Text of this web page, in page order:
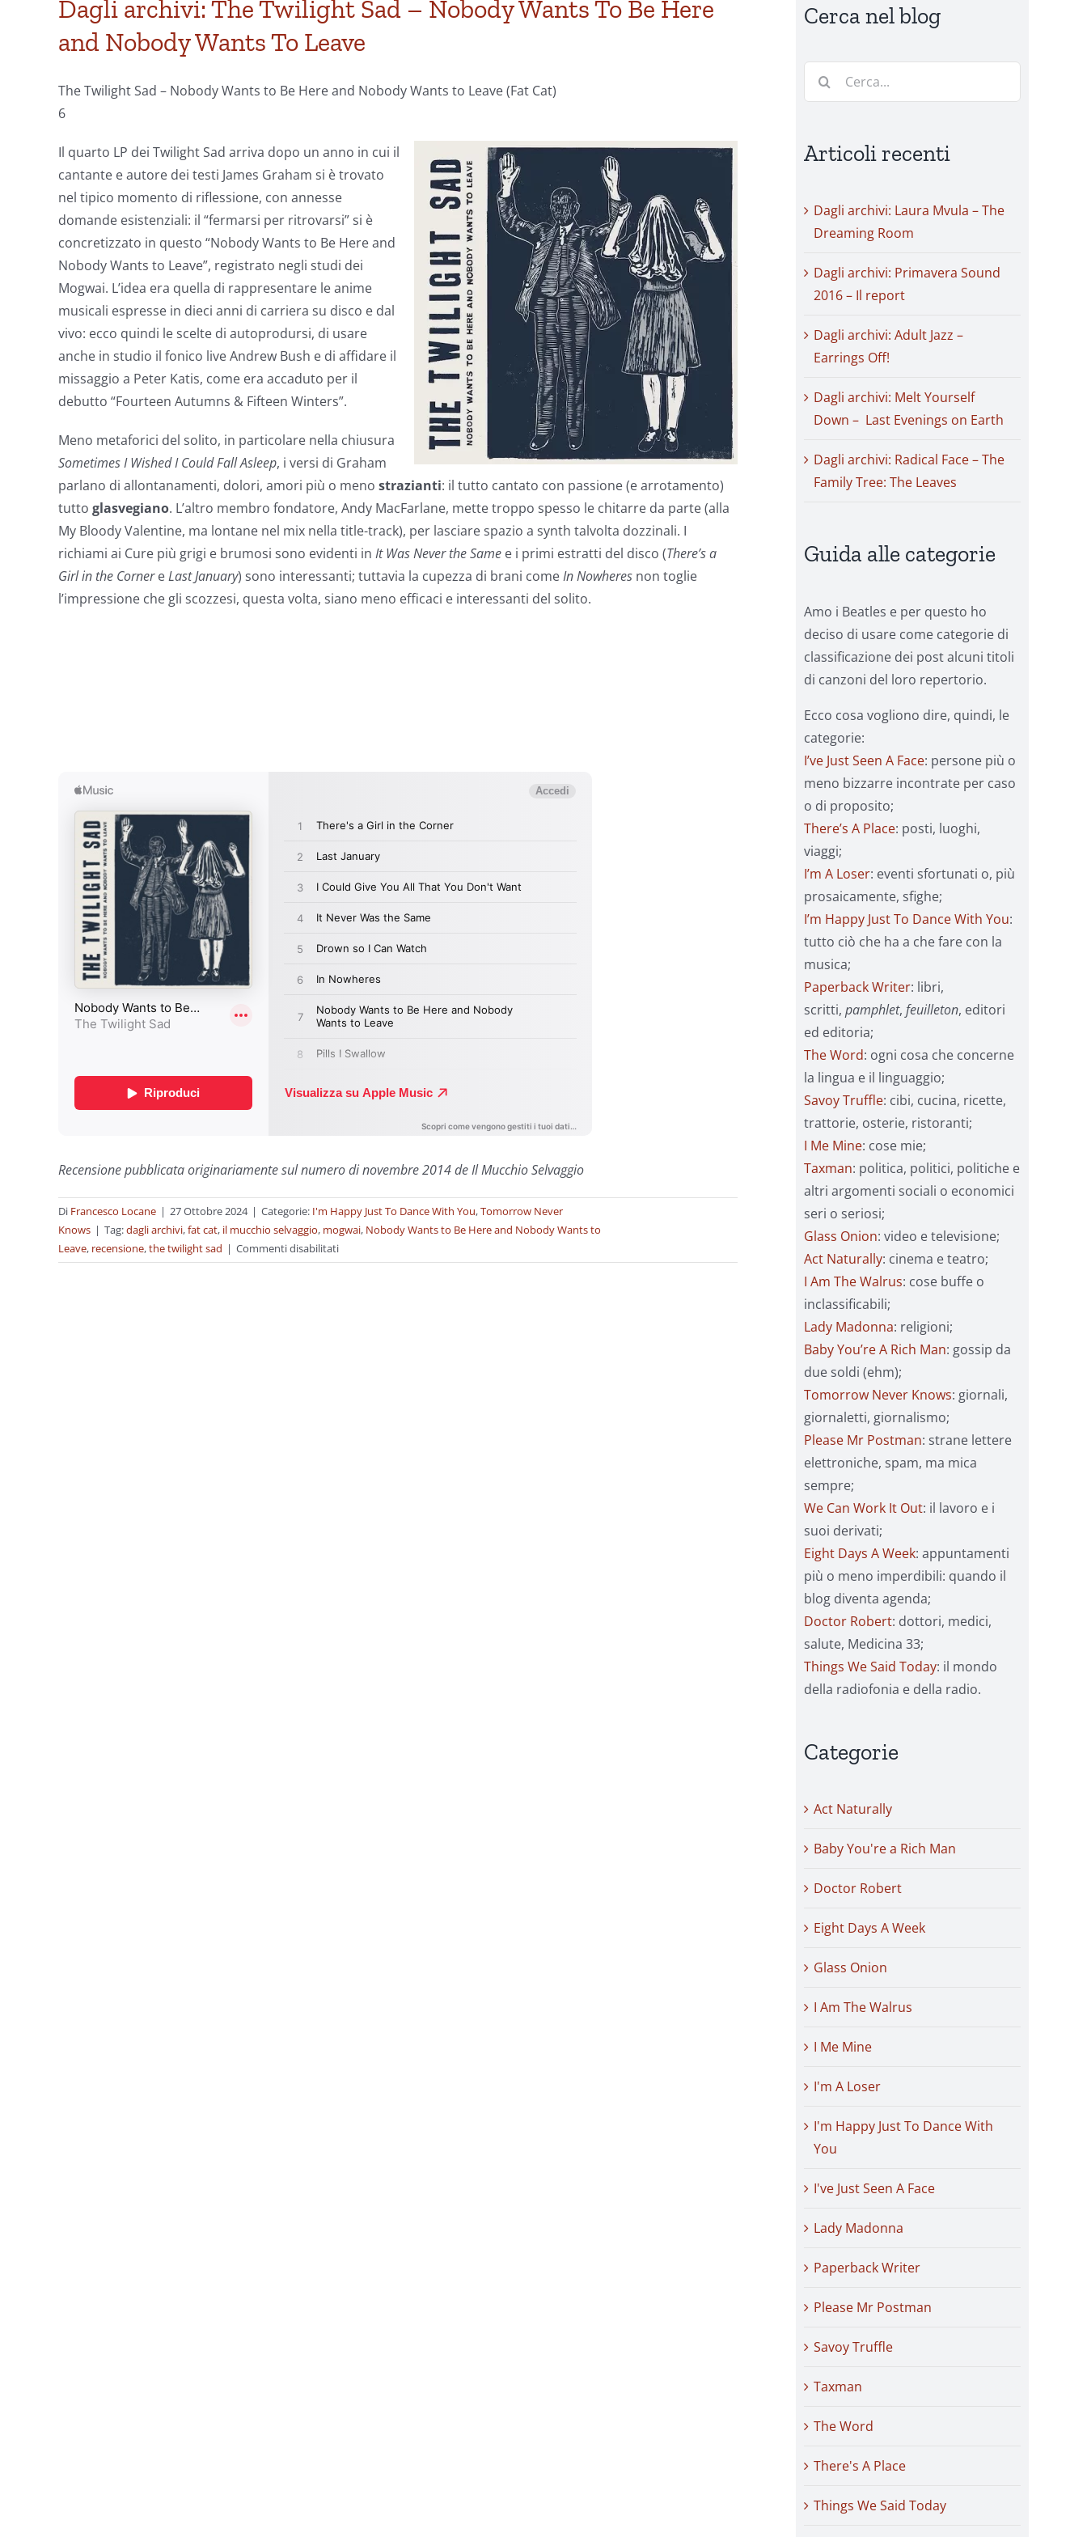
Dagli archivi: The Twilight Sad – Nobody Wants To Be Here
and Nobody Wants To Leave
The Twilight Sad – Nobody Wants to Be Here and Nobody Wants to Leave (Fat Cat)
6
Il quarto LP dei Twilight Sad arriva dopo un anno in cui il
cantante e autore dei testi James Graham si è trovato
nel tipico momento di riflessione, con annesse
domande esistenziali: il “fermarsi per ritrovarsi” si è
concretizzato in questo “Nobody Wants to Be Here and
Nobody Wants to Leave”, registrato negli studi dei
Mogwai. L’idea era quella di rappresentare le anime
musicali espresse in dieci anni di carriera su disco e dal
vivo: ecco quindi le scelte di autoprodursi, di usare
anche in studio il fonico live Andrew Bush e di affidare il
missaggio a Peter Katis, come era accaduto per il
debutto “Fourteen Autumns & Fifteen Winters”.
Meno metaforici del solito, in particolare nella chiusura
Sometimes I Wished I Could Fall Asleep, i versi di Graham
parlano di allontanamenti, dolori, amori più o meno strazianti: il tutto cantato con passione (e arrotamento)
tutto glasvegiano. L’altro membro fondatore, Andy MacFarlane, mette troppo spesso le chitarre da parte (alla
My Bloody Valentine, ma lontane nel mix nella title-track), per lasciare spazio a synth talvolta dozzinali. I
richiami ai Cure più grigi e brumosi sono evidenti in It Was Never the Same e i primi estratti del disco (There’s a
Girl in the CornereLast January) sono interessanti; tuttavia la cupezza di brani comeIn Nowheres non toglie
l’impressione che gli scozzesi, questa volta, siano meno efficaci e interessanti del solito.
Recensione pubblicata originariamente sul numero di novembre 2014 de Il Mucchio Selvaggio
Di Francesco Locane | 27 Ottobre 2024 | Categorie: I'm Happy Just To Dance With You,Tomorrow Never
Knows | Tag:dagli archivi,fat cat, il mucchio selvaggio, mogwai, Nobody Wants to Be Here and Nobody Wants to
Leave, recensione,the twilight sad | Commenti disabilitatisu
Dagli
Cerca nel blog
Cerca
Articoli recenti
Dagli archivi: Laura Mvula – The
Dreaming Room
Dagli archivi: Primavera Sound
2016 – Il report
Dagli archivi: Adult Jazz –
Earrings Off!
Dagli archivi: Melt Yourself
Down – Last Evenings on Earth
Dagli archivi: Radical Face – The
Family Tree: The Leaves
Guida alle categorie
Amo i Beatles e per questo ho
deciso di usare come categorie di
classificazione dei post alcuni titoli
di canzoni del loro repertorio.
Ecco cosa vogliono dire, quindi, le
categorie:
I’ve Just Seen A Face: persone più o
meno bizzarre incontrate per caso
o di proposito;
There’s A Place: posti, luoghi,
viaggi;
I’m A Loser: eventi sfortunati o, più
prosaicamente, sfighe;
I’m Happy Just To Dance With You:
tutto ciò che ha a che fare con la
musica;
Paperback Writer: libri,
scritti, pamphlet, feuilleton, editori
ed editoria;
The Word: ogni cosa che concerne
la lingua e il linguaggio;
Savoy Truffle: cibi, cucina, ricette,
trattorie, osterie, ristoranti;
I Me Mine: cose mie;
Taxman: politica, politici, politiche e
altri argomenti sociali o economici
seri o seriosi;
Glass Onion: video e televisione;
Act Naturally: cinema e teatro;
I Am The Walrus: cose buffe o
inclassificabili;
Lady Madonna: religioni;
Baby You’re A Rich Man: gossip da
due soldi (ehm);
Tomorrow Never Knows: giornali,
giornaletti, giornalismo;
Please Mr Postman: strane lettere
elettroniche, spam, ma mica
sempre;
We Can Work It Out: il lavoro e i
suoi derivati;
Eight Days A Week: appuntamenti
più o meno imperdibili: quando il
blog diventa agenda;
Doctor Robert: dottori, medici,
salute, Medicina 33;
Things We Said Today: il mondo
della radiofonia e della radio.
Categorie
Act Naturally
Baby You're a Rich Man
Doctor Robert
Eight Days A Week
Glass Onion
I Am The Walrus
I Me Mine
I'm A Loser
I'm Happy Just To Dance With
You
I've Just Seen A Face
Lady Madonna
Paperback Writer
Please Mr Postman
Savoy Truffle
Taxman
The Word
There's A Place
Things We Said Today